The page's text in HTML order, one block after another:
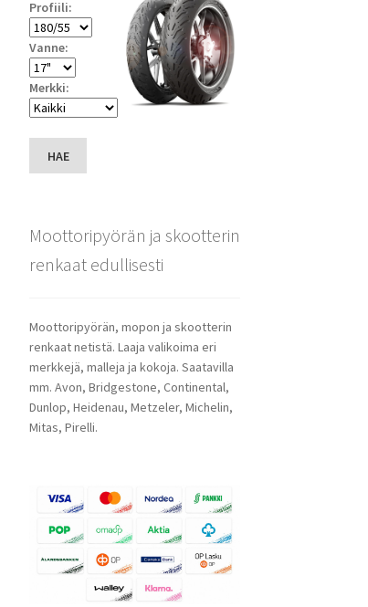
Profiili:
Vanne:
Merkki:
HAE
Moottoripyörän ja skootterin
renkaat edullisesti
Moottoripyörän, mopon ja skootterin
renkaat netistä. Laaja valikoima eri
merkkejä, malleja ja kokoja. Saatavilla
mm. Avon, Bridgestone, Continental,
Dunlop, Heidenau, Metzeler, Michelin,
Mitas, Pirelli.